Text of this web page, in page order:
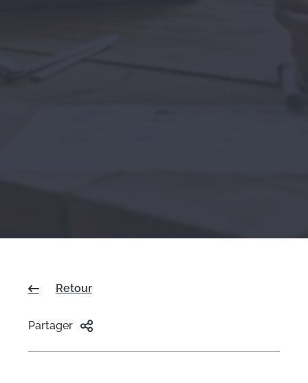
Retour
Partager